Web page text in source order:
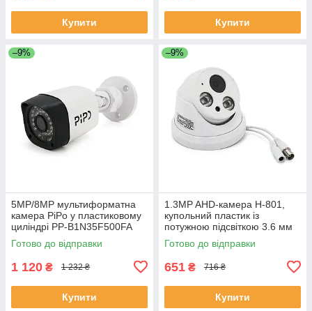
Купити Купити
–9%
5MP/8MP мультиформатна
камера PiPo у пластиковому
циліндрі PP-B1N35F500FA
2,8 (мм) ЕКОБОКС
Готово до відправки
1 120 ₴ 1 232 ₴
Купити
–9%
1.3MP AHD-камера H-801,
купольний пластик із
потужною підсвіткою 3.6 мм
ЕКОБОКС
Готово до відправки
651 ₴ 716 ₴
Купити